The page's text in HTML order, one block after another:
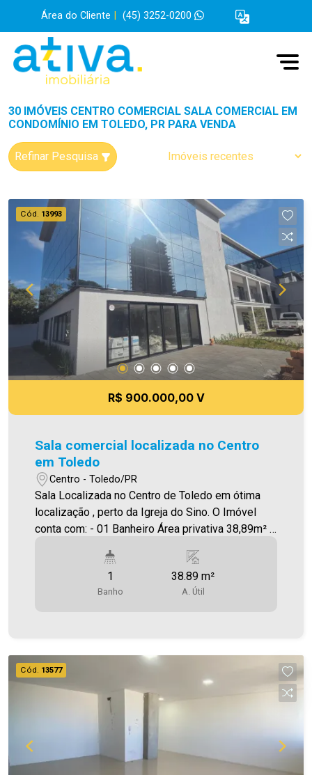
Área do Cliente (45) 3252-0200
30 IMÓVEIS CENTRO COMERCIAL SALA COMERCIAL EM
CONDOMÍNIO EM TOLEDO, PR PARA VENDA
Refinar Pesquisa
Cód. 13993
R$ 900.000,00 V
Sala comercial localizada no Centro
em Toledo
Centro - Toledo/PR
Sala Localizada no Centro de Toledo em ótima
localização , perto da Igreja do Sino. O Imóvel
conta com: - 01 Banheiro Área privativa 38,89m² A
carteiras de imóveis administrados da cidade,
atuando com excelência tanto na locação quanto
qualquer erro de digitação e/ou ortografia, bem
como alteração dos preços e imagens. Fotos
meramente ilustrativas.
1
Banho
38.89 m²
A. Útil
Cód. 13577